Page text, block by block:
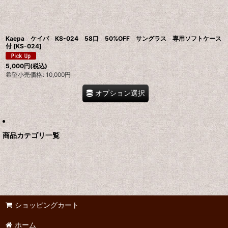
Kaepa ケイパ KS-024 58口 50%OFF サングラス 専用ソフトケース
付 [KS-024]
5,000円(税込)
希望小売価格: 10,000円
オプション選択
商品カテゴリ一覧
ショッピングカート
ホーム